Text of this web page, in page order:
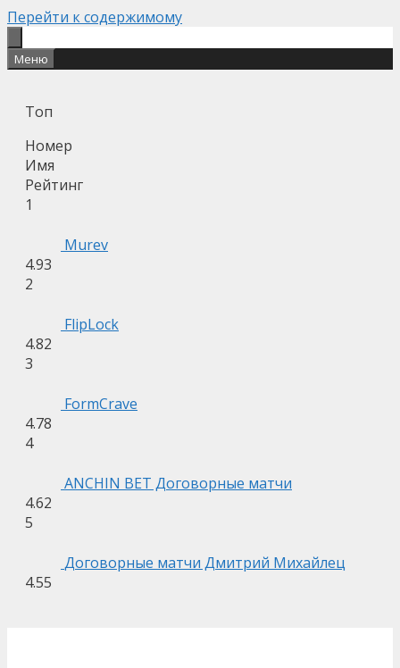
Перейти к содержимому
Меню
Топ
Номер
Имя
Рейтинг
1
Murev
4.93
2
FlipLock
4.82
3
FormCrave
4.78
4
ANCHIN BET Договорные матчи
4.62
5
Договорные матчи Дмитрий Михайлец
4.55